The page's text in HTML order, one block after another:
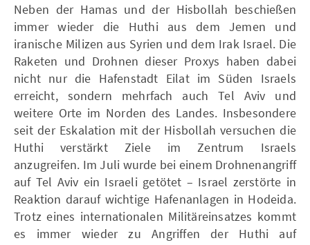
Neben der Hamas und der Hisbollah beschießen
immer wieder die Huthi aus dem Jemen und
iranische Milizen aus Syrien und dem Irak Israel. Die
Raketen und Drohnen dieser Proxys haben dabei
nicht nur die Hafenstadt Eilat im Süden Israels
erreicht, sondern mehrfach auch Tel Aviv und
weitere Orte im Norden des Landes. Insbesondere
seit der Eskalation mit der Hisbollah versuchen die
Huthi verstärkt Ziele im Zentrum Israels
anzugreifen. Im Juli wurde bei einem Drohnenangriff
auf Tel Aviv ein Israeli getötet – Israel zerstörte in
Reaktion darauf wichtige Hafenanlagen in Hodeida.
Trotz eines internationalen Militäreinsatzes kommt
es immer wieder zu Angriffen der Huthi auf